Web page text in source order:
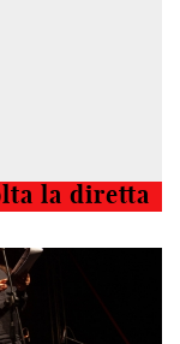
la diretta